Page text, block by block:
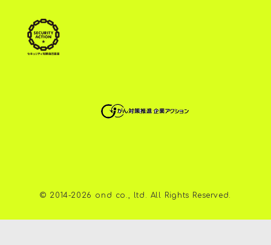
©︎ 2014-2026 ond co., ltd. All Rights Reserved.